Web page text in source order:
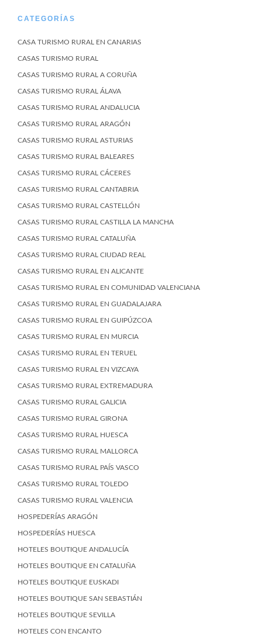
CATEGORÍAS
CASA TURISMO RURAL EN CANARIAS
CASAS TURISMO RURAL
CASAS TURISMO RURAL A CORUÑA
CASAS TURISMO RURAL ÁLAVA
CASAS TURISMO RURAL ANDALUCIA
CASAS TURISMO RURAL ARAGÓN
CASAS TURISMO RURAL ASTURIAS
CASAS TURISMO RURAL BALEARES
CASAS TURISMO RURAL CÁCERES
CASAS TURISMO RURAL CANTABRIA
CASAS TURISMO RURAL CASTELLÓN
CASAS TURISMO RURAL CASTILLA LA MANCHA
CASAS TURISMO RURAL CATALUÑA
CASAS TURISMO RURAL CIUDAD REAL
CASAS TURISMO RURAL EN ALICANTE
CASAS TURISMO RURAL EN COMUNIDAD VALENCIANA
CASAS TURISMO RURAL EN GUADALAJARA
CASAS TURISMO RURAL EN GUIPÚZCOA
CASAS TURISMO RURAL EN MURCIA
CASAS TURISMO RURAL EN TERUEL
CASAS TURISMO RURAL EN VIZCAYA
CASAS TURISMO RURAL EXTREMADURA
CASAS TURISMO RURAL GALICIA
CASAS TURISMO RURAL GIRONA
CASAS TURISMO RURAL HUESCA
CASAS TURISMO RURAL MALLORCA
CASAS TURISMO RURAL PAÍS VASCO
CASAS TURISMO RURAL TOLEDO
CASAS TURISMO RURAL VALENCIA
HOSPEDERÍAS ARAGÓN
HOSPEDERÍAS HUESCA
HOTELES BOUTIQUE ANDALUCÍA
HOTELES BOUTIQUE EN CATALUÑA
HOTELES BOUTIQUE EUSKADI
HOTELES BOUTIQUE SAN SEBASTIÁN
HOTELES BOUTIQUE SEVILLA
HOTELES CON ENCANTO